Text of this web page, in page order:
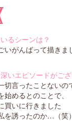
るシーンは？
いがんばって描きま
エピソードがござ
言ったことないの
めるとのことで、
買いに行きました
を誘ったのか…（笑）